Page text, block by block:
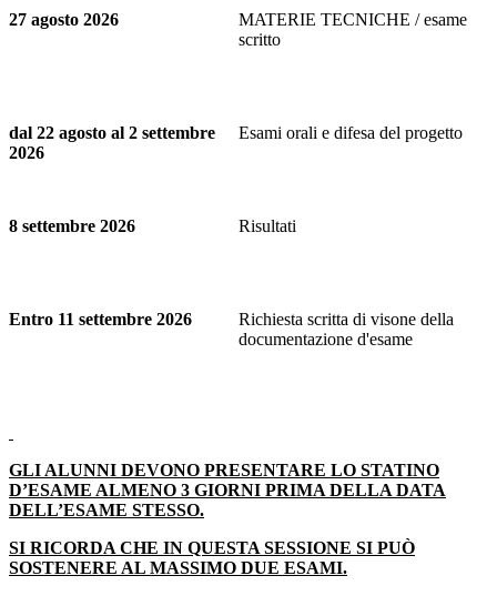
27 agosto 2026
MATERIE TECNICHE / esame
scritto
dal 22 agosto al 2 settembre
2026
Esami orali e difesa del progetto
8 settembre 2026 Risultati
Entro 11 settembre 2026
Richiesta scritta di visone della
documentazione d'esame
GLI ALUNNI DEVONO PRESENTARE LO STATINO
D’ESAME ALMENO 3 GIORNI PRIMA DELLA DATA
DELL’ESAME STESSO.
SI RICORDA CHE IN QUESTA SESSIONE SI PUÒ
SOSTENERE AL MASSIMO DUE ESAMI.